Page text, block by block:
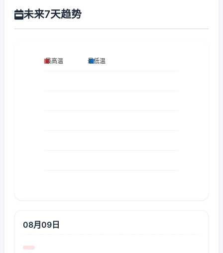
未来7天趋势
08月09日